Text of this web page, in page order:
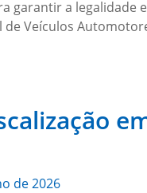
garantir a
Veículos
de 2026